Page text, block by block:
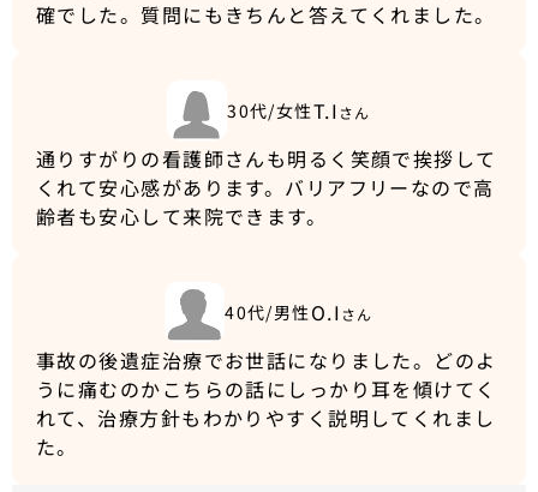
確でした。質問にもきちんと答えてくれました。
30代/女性T.I さん
通りすがりの看護師さんも明るく笑顔で挨拶して
くれて安心感があります。バリアフリーなので高
齢者も安心して来院できます。
40代/男性 O.I さん
事故の後遺症治療でお世話になりました。どのよ
うに痛むのかこちらの話にしっかり耳を傾けてく
れて、治療方針もわかりやすく説明してくれまし
た。